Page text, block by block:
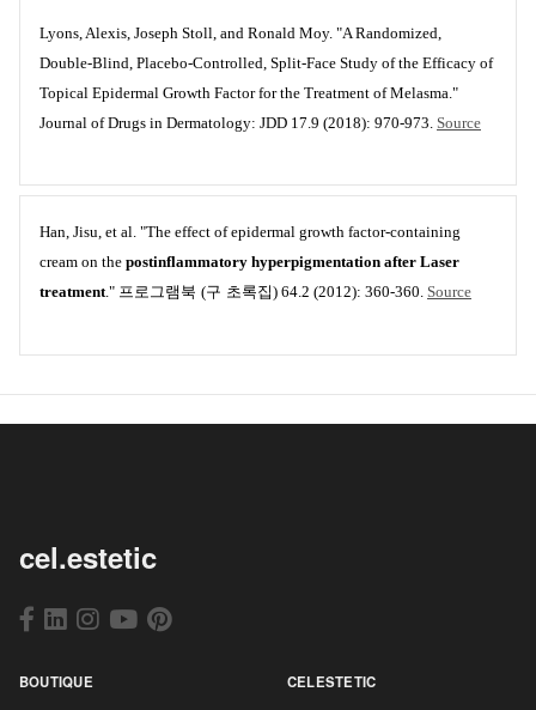
Lyons, Alexis, Joseph Stoll, and Ronald Moy. "A Randomized,
Double-Blind, Placebo-Controlled, Split-Face Study of the Efficacy of
Topical Epidermal Growth Factor for the Treatment of Melasma."
Journal of Drugs in Dermatology: JDD 17.9 (2018): 970-973. Source
Han, Jisu, et al. "The effect of epidermal growth factor-containing
cream on the postinflammatory hyperpigmentation after Laser
treatment." 프로그램북 (구 초록집) 64.2 (2012): 360-360. Source
cel.estetic
BOUTIQUE CELESTETIC